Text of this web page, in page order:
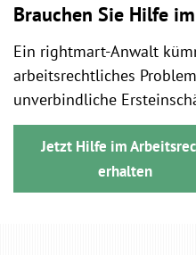
Brauchen Sie Hilfe
Ein rightmart-Anwalt
arbeitsrechtliches
unverbindliche
Jetzt Hilfe im
erhalten